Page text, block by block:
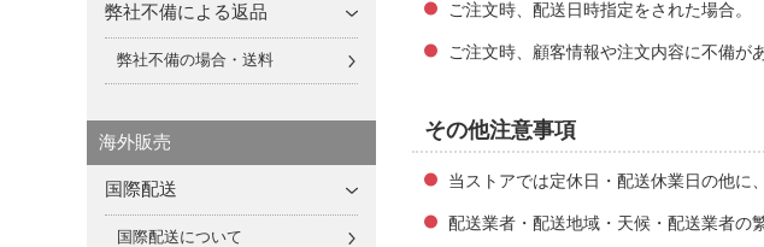
弊社不備による返品
弊社不備の場合・送料
海外販売
国際配送
国際配送について
ご注文時、配送日時指定をされた場合。
ご注文時、顧客情報や注文内容に不備が
その他注意事項
当ストアでは定休日・配送休業日の他に
配送業者・配送地域・天候・配送業者の